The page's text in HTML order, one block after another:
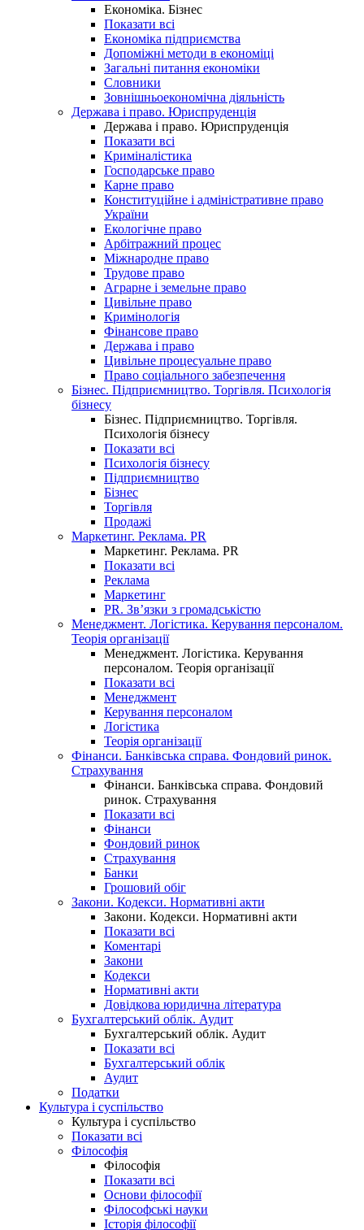
Економіка. Бізнес
Показати всі
Економіка підприємства
Допоміжні методи в економіці
Загальні питання економіки
Словники
Зовнішньоекономічна діяльність
Держава і право. Юриспруденція
Держава і право. Юриспруденція
Показати всі
Криміналістика
Господарське право
Карне право
Конституційне і адміністративне право
України
Екологічне право
Арбітражний процес
Міжнародне право
Трудове право
Аграрне і земельне право
Цивільне право
Кримінологія
Фінансове право
Держава і право
Цивільне процесуальне право
Право соціального забезпечення
Бізнес. Підприємництво. Торгівля. Психологія
бізнесу
Бізнес. Підприємництво. Торгівля.
Психологія бізнесу
Показати всі
Психологія бізнесу
Підприємництво
Бізнес
Торгівля
Продажі
Маркетинг. Реклама. PR
Маркетинг. Реклама. PR
Показати всі
Реклама
Маркетинг
PR. Зв’язки з громадськістю
Менеджмент. Логістика. Керування персоналом.
Теорія організації
Менеджмент. Логістика. Керування
персоналом. Теорія організації
Показати всі
Менеджмент
Керування персоналом
Логістика
Теорія організації
Фінанси. Банківська справа. Фондовий ринок.
Страхування
Фінанси. Банківська справа. Фондовий
ринок. Страхування
Показати всі
Фінанси
Фондовий ринок
Страхування
Банки
Грошовий обіг
Закони. Кодекси. Нормативні акти
Закони. Кодекси. Нормативні акти
Показати всі
Коментарі
Закони
Кодекси
Нормативні акти
Довідкова юридична література
Бухгалтерський облік. Аудит
Бухгалтерський облік. Аудит
Показати всі
Бухгалтерський облік
Аудит
Податки
Культура і суспільство
Культура і суспільство
Показати всі
Філософія
Філософія
Показати всі
Основи філософії
Філософські науки
Історія філософії